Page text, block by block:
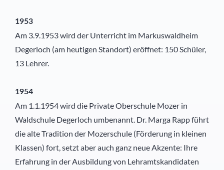
1953
Am 3.9.1953 wird der Unterricht im Markuswaldheim
Degerloch (am heutigen Standort) eröffnet: 150 Schüler,
13 Lehrer.
1954
Am 1.1.1954 wird die Private Oberschule Mozer in
Waldschule Degerloch umbenannt. Dr. Marga Rapp führt
die alte Tradition der Mozerschule (Förderung in kleinen
Klassen) fort, setzt aber auch ganz neue Akzente: Ihre
Erfahrung in der Ausbildung von Lehramtskandidaten